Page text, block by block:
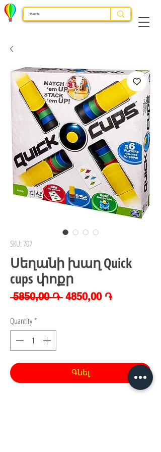
SKU: 707
Սեղանի խաղ Quick
cups փոքր
5850,00 ֏ Regular
4850,00 ֏Sale
Quantity *
Գնել